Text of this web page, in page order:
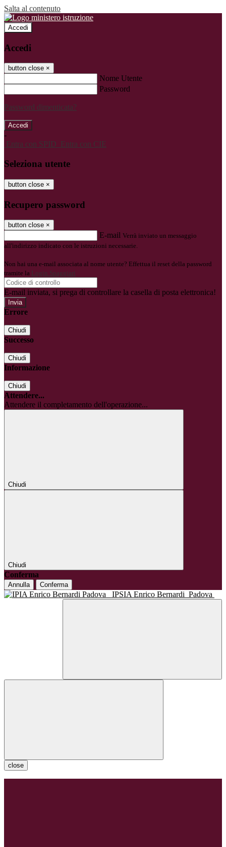
Salta al contenuto
Accedi
Accedi
button close ×
Nome Utente
Password
Password dimenticata?
-
Entra con SPID Entra con CIE
Seleziona utente
button close ×
Recupero password
button close ×
E-mail Verrà inviato un messaggio
all'indirizzo indicato con le istruzioni necessarie.
Non hai una e-mail associata al nome utente? Effettua il reset della password
tramite la Login Spaggiari
E-mail inviata, si prega di controllare la casella di posta elettronica!
Errore
Chiudi
Successo
Chiudi
Informazione
Chiudi
Attendere...
Attendere il completamento dell'operazione...
Chiudi
Chiudi
Conferma
Annulla Conferma
IPSIA Enrico Bernardi Padova
close